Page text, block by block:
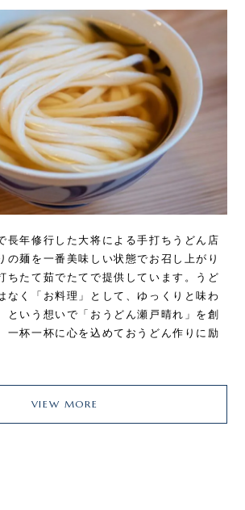
長年修行した大将による手打ちうどん店
の麺を一番美味しい状態でお召し上がり
ちたて茹でたてで提供しています。うど
なく「お料理」として、ゆっくりと味わ
という想いで「おうどん瀬戸晴れ」を創
一杯一杯に心を込めておうどん作りに励
VIEW MORE